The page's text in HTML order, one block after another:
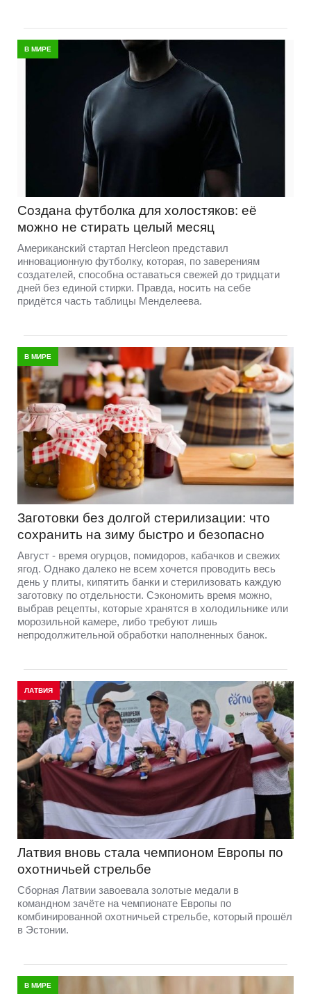
В МИРЕ
Создана футболка для холостяков: её
можно не стирать целый месяц
Американский стартап Hercleon представил
инновационную футболку, которая, по заверениям
создателей, способна оставаться свежей до тридцати
дней без единой стирки. Правда, носить на себе
придётся часть таблицы Менделеева.
В МИРЕ
Заготовки без долгой стерилизации: что
сохранить на зиму быстро и безопасно
Август - время огурцов, помидоров, кабачков и свежих
ягод. Однако далеко не всем хочется проводить весь
день у плиты, кипятить банки и стерилизовать каждую
заготовку по отдельности. Сэкономить время можно,
выбрав рецепты, которые хранятся в холодильнике или
морозильной камере, либо требуют лишь
непродолжительной обработки наполненных банок.
ЛАТВИЯ
Латвия вновь стала чемпионом Европы по
охотничьей стрельбе
Сборная Латвии завоевала золотые медали в
командном зачёте на чемпионате Европы по
комбинированной охотничьей стрельбе, который прошёл
в Эстонии.
В МИРЕ